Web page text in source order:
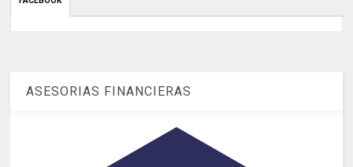
ASESORIAS FINANCIERAS